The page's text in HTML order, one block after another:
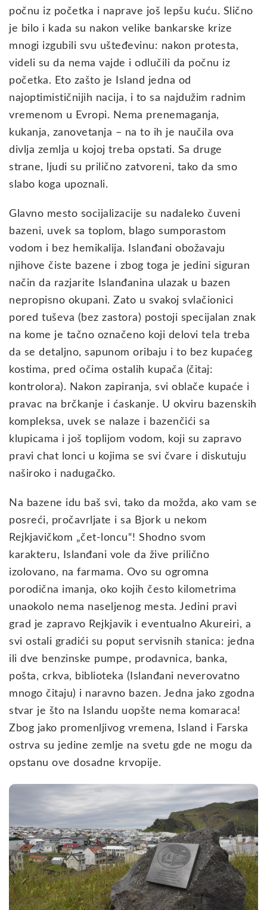
počnu iz početka i naprave još lepšu kuću. Slično
je bilo i kada su nakon velike bankarske krize
mnogi izgubili svu ušteđevinu: nakon protesta,
videli su da nema vajde i odlučili da počnu iz
početka. Eto zašto je Island jedna od
najoptimističnijih nacija, i to sa najdužim radnim
vremenom u Evropi. Nema prenemaganja,
kukanja, zanovetanja – na to ih je naučila ova
divlja zemlja u kojoj treba opstati. Sa druge
strane, ljudi su prilično zatvoreni, tako da smo
slabo koga upoznali.
Glavno mesto socijalizacije su nadaleko čuveni
bazeni, uvek sa toplom, blago sumporastom
vodom i bez hemikalija. Islanđani obožavaju
njihove čiste bazene i zbog toga je jedini siguran
način da razjarite Islanđanina ulazak u bazen
nepropisno okupani. Zato u svakoj svlačionici
pored tuševa (bez zastora) postoji specijalan znak
na kome je tačno označeno koji delovi tela treba
da se detaljno, sapunom oribaju i to bez kupaćeg
kostima, pred očima ostalih kupača (čitaj:
kontrolora). Nakon zapiranja, svi oblače kupaće i
pravac na brčkanje i ćaskanje. U okviru bazenskih
kompleksa, uvek se nalaze i bazenčići sa
klupicama i još toplijom vodom, koji su zapravo
pravi chat lonci u kojima se svi čvare i diskutuju
naširoko i nadugačko.
Na bazene idu baš svi, tako da možda, ako vam se
posreći, pročavrljate i sa Bjork u nekom
Rejkjavičkom „čet-loncu“! Shodno svom
karakteru, Islanđani vole da žive prilično
izolovano, na farmama. Ovo su ogromna
porodična imanja, oko kojih često kilometrima
unaokolo nema naseljenog mesta. Jedini pravi
grad je zapravo Rejkjavik i eventualno Akureiri, a
svi ostali gradići su poput servisnih stanica: jedna
ili dve benzinske pumpe, prodavnica, banka,
pošta, crkva, biblioteka (Islanđani neverovatno
mnogo čitaju) i naravno bazen. Jedna jako zgodna
stvar je što na Islandu uopšte nema komaraca!
Zbog jako promenljivog vremena, Island i Farska
ostrva su jedine zemlje na svetu gde ne mogu da
opstanu ove dosadne krvopije.